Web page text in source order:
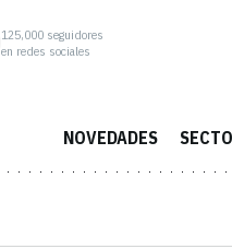
125,000 seguidores
en redes sociales
NOVEDADES